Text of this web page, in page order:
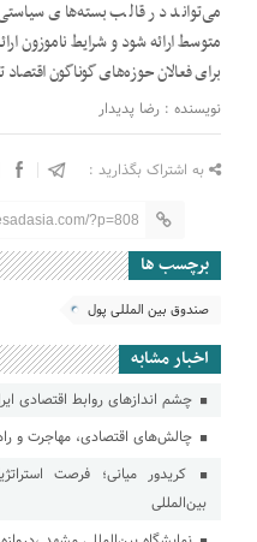
می‌تواند در قالب بسته‌های
متوسط ارائه شود و شرایط ناموزون
برای فعالان حوزه‌های گوناگون
نویسنده : رضا پدیدار
به اشتراک بگذارید :
?p=808
برچسب ها
صندوق بین المللی پول
اخبار مشابه
چشم اندازهای روابط اقتصادی
چالش‌های اقتصادی، مهاجرت و
کریدور میانی؛ فرصت
بین‌المللی